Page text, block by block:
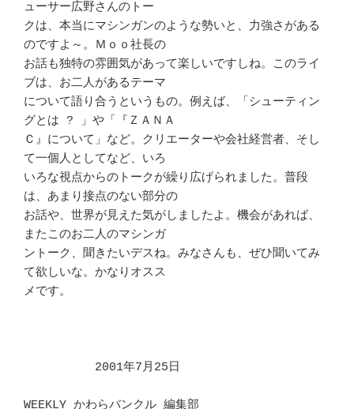
ューサー広野さんのトー
クは、本当にマシンガンのような勢いと、力強さがある
のですよ～。Ｍｏｏ社長の
お話も独特の雰囲気があって楽しいですしね。このライ
ブは、お二人があるテーマ
について語り合うというもの。例えば、「シューティン
グとは ? 」や「『ＺＡＮＡ
Ｃ』について」など。クリエーターや会社経営者、そし
て一個人としてなど、いろ
いろな視点からのトークが繰り広げられました。普段
は、あまり接点のない部分の
お話や、世界が見えた気がしましたよ。機会があれば、
またこのお二人のマシンガ
ントーク、聞きたいデスね。みなさんも、ぜひ聞いてみ
て欲しいな。かなりオスス
メです。
2001年7月25日
WEEKLY かわらバンクル 編集部